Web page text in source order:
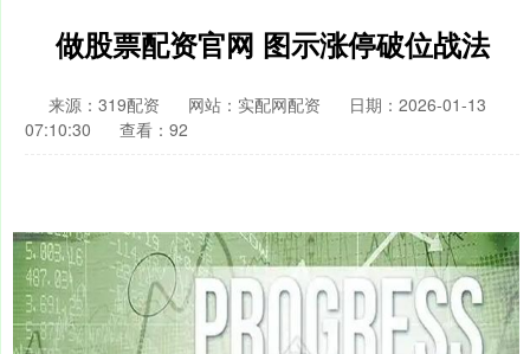
做股票配资官网 图示涨停破位战法
来源：319配资 网站：实配网配资
日期：2026-01-13
07:10:30
查看：92